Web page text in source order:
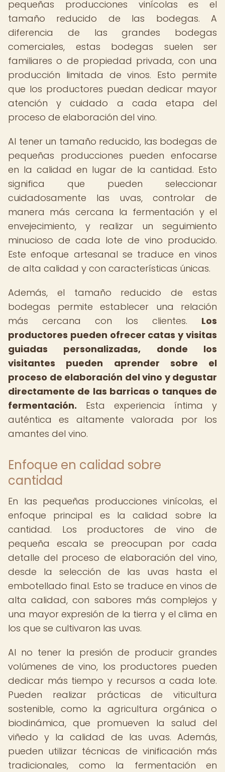
pequeñas producciones vinícolas es el
tamaño reducido de las bodegas. A
diferencia de las grandes bodegas
comerciales, estas bodegas suelen ser
familiares o de propiedad privada, con una
producción limitada de vinos. Esto permite
que los productores puedan dedicar mayor
atención y cuidado a cada etapa del
proceso de elaboración del vino.
Al tener un tamaño reducido, las bodegas de
pequeñas producciones pueden enfocarse
en la calidad en lugar de la cantidad. Esto
significa que pueden seleccionar
cuidadosamente las uvas, controlar de
manera más cercana la fermentación y el
envejecimiento, y realizar un seguimiento
minucioso de cada lote de vino producido.
Este enfoque artesanal se traduce en vinos
de alta calidad y con características únicas.
Además, el tamaño reducido de estas
bodegas permite establecer una relación
más cercana con los clientes. Los
productores pueden ofrecer catas y visitas
guiadas personalizadas, donde los
visitantes pueden aprender sobre el
proceso de elaboración del vino y degustar
directamente de las barricas o tanques de
fermentación. Esta experiencia íntima y
auténtica es altamente valorada por los
amantes del vino.
Enfoque en calidad sobre
cantidad
En las pequeñas producciones vinícolas, el
enfoque principal es la calidad sobre la
cantidad. Los productores de vino de
pequeña escala se preocupan por cada
detalle del proceso de elaboración del vino,
desde la selección de las uvas hasta el
embotellado final. Esto se traduce en vinos de
alta calidad, con sabores más complejos y
una mayor expresión de la tierra y el clima en
los que se cultivaron las uvas.
Al no tener la presión de producir grandes
volúmenes de vino, los productores pueden
dedicar más tiempo y recursos a cada lote.
Pueden realizar prácticas de viticultura
sostenible, como la agricultura orgánica o
biodinámica, que promueven la salud del
viñedo y la calidad de las uvas. Además,
pueden utilizar técnicas de vinificación más
tradicionales, como la fermentación en